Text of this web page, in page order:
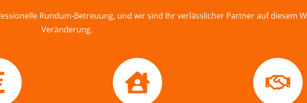
Rundum-Betreuung, und wir sind Ihr verlässlicher Partner auf diesem
Veränderung.